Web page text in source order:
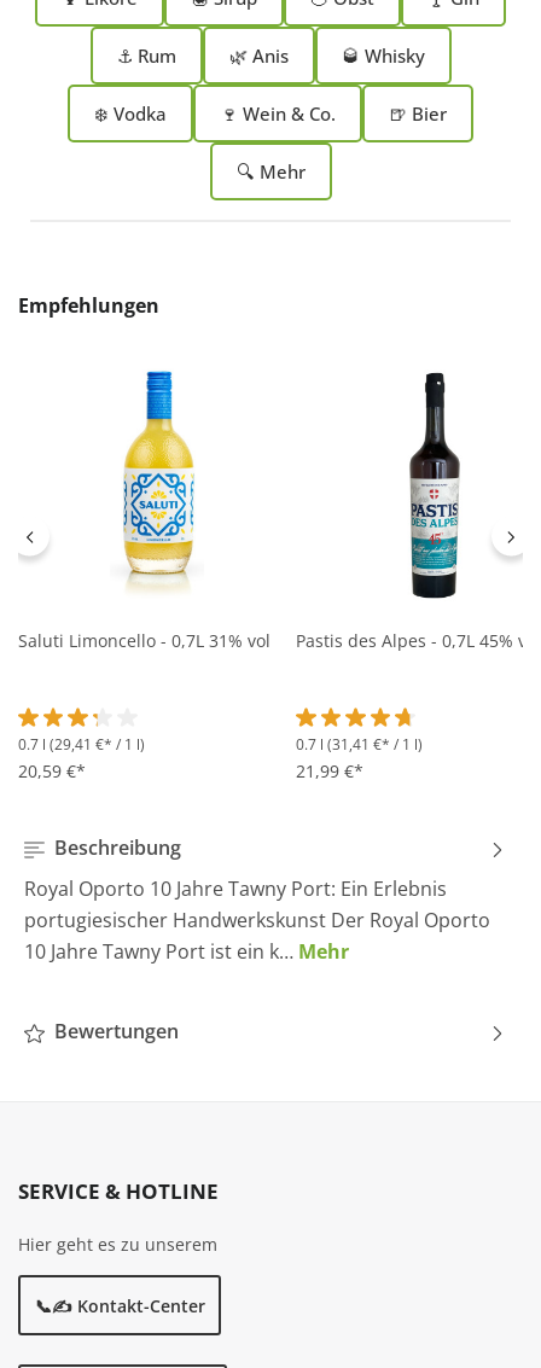
⚓ Rum 🌿 Anis 🥃 Whisky
❄️ Vodka 🍷 Wein & Co. 🍺 Bier
🔍 Mehr
Produktgalerie überspringen
Empfehlungen
Saluti Limoncello - 0,7L 31% vol
Durchschnittliche Bewertung von 3.2 von 5 Sternen
0.7 l (29,41 €* / 1 l)
20,59 €*
Pastis des Alpes - 0,7L 45% vol
Durchschnittliche
0.7 l (31,41 €* / 1 l)
21,99 €*
Beschreibung
Royal Oporto 10 Jahre Tawny Port: Ein Erlebnis
portugiesischer Handwerkskunst Der Royal Oporto
10 Jahre Tawny Port ist ein k… Mehr
Bewertungen
SERVICE & HOTLINE
Hier geht es zu unserem
📞✍️ Kontakt-Center